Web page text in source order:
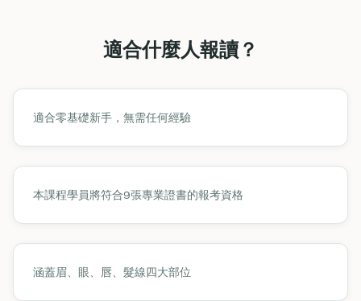
適合什麼人報讀？
適合零基礎新手，無需任何經驗
本課程學員將符合9張專業證書的報考資格
涵蓋眉、眼、唇、髮線四大部位